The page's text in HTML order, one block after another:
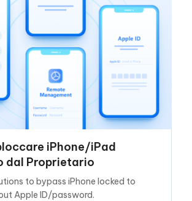
iPhone/iPad
dal Proprietario
to bypass iPhone locked to
Apple ID/password.